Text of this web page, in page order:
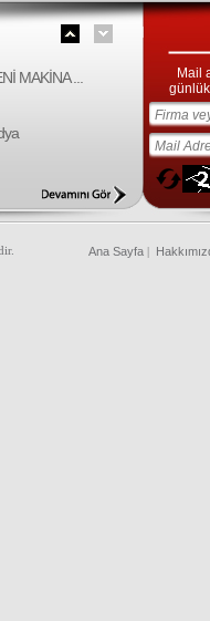
MAKİNA ...
Mail
Ana Sayfa|